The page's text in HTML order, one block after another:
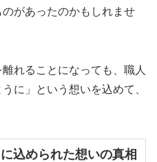
があったのかもしれませ
れることになっても、職人
に」という想いを込めて、
込められた想いの真相